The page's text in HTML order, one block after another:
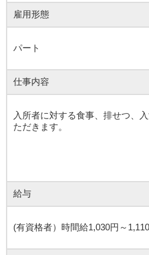
雇用形態
パート
仕事内容
入所者に対する食事、排せつ、
ただきます。
給与
(有資格者）時間給1,030円～